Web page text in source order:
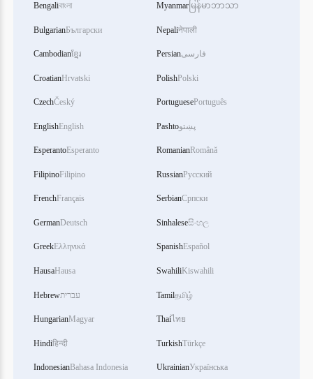
Bengaliবাংলা
BulgarianБългарски
Cambodianខ្មែរ
CroatianHrvatski
CzechČeský
EnglishEnglish
EsperantoEsperanto
FilipinoFilipino
FrenchFrançais
GermanDeutsch
GreekΕλληνικά
HausaHausa
Hebrewעברית
HungarianMagyar
Hindiहिन्दी
IndonesianBahasa Indonesia
Myanmar မြန်မာဘာသာ
Nepaliनेपाली
Persianفارسی
PolishPolski
PortuguesePortuguês
Pashtoپښتو
RomanianRomână
RussianРусский
SerbianСрпски
Sinhaleseසිංහල
SpanishEspañol
SwahiliKiswahili
Tamilதமிழ்
Thaiไทย
TurkishTürkçe
UkrainianУкраїнська